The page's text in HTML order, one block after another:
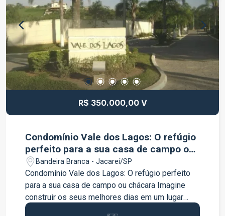
bancos, restaurantes e diversos serviços,
proporcionando praticidade e qualidade de vida.
Agende sua visita e venha conhecer este
excelente sobrado!
R$ 350.000,00 V
Condomínio Vale dos Lagos: O refúgio
perfeito para a sua casa de campo ou
chácara
Bandeira Branca - Jacareí/SP
Condomínio Vale dos Lagos: O refúgio perfeito
para a sua casa de campo ou chácara Imagine
construir os seus melhores dias em um lugar
onde a natureza e a segurança caminham juntas.